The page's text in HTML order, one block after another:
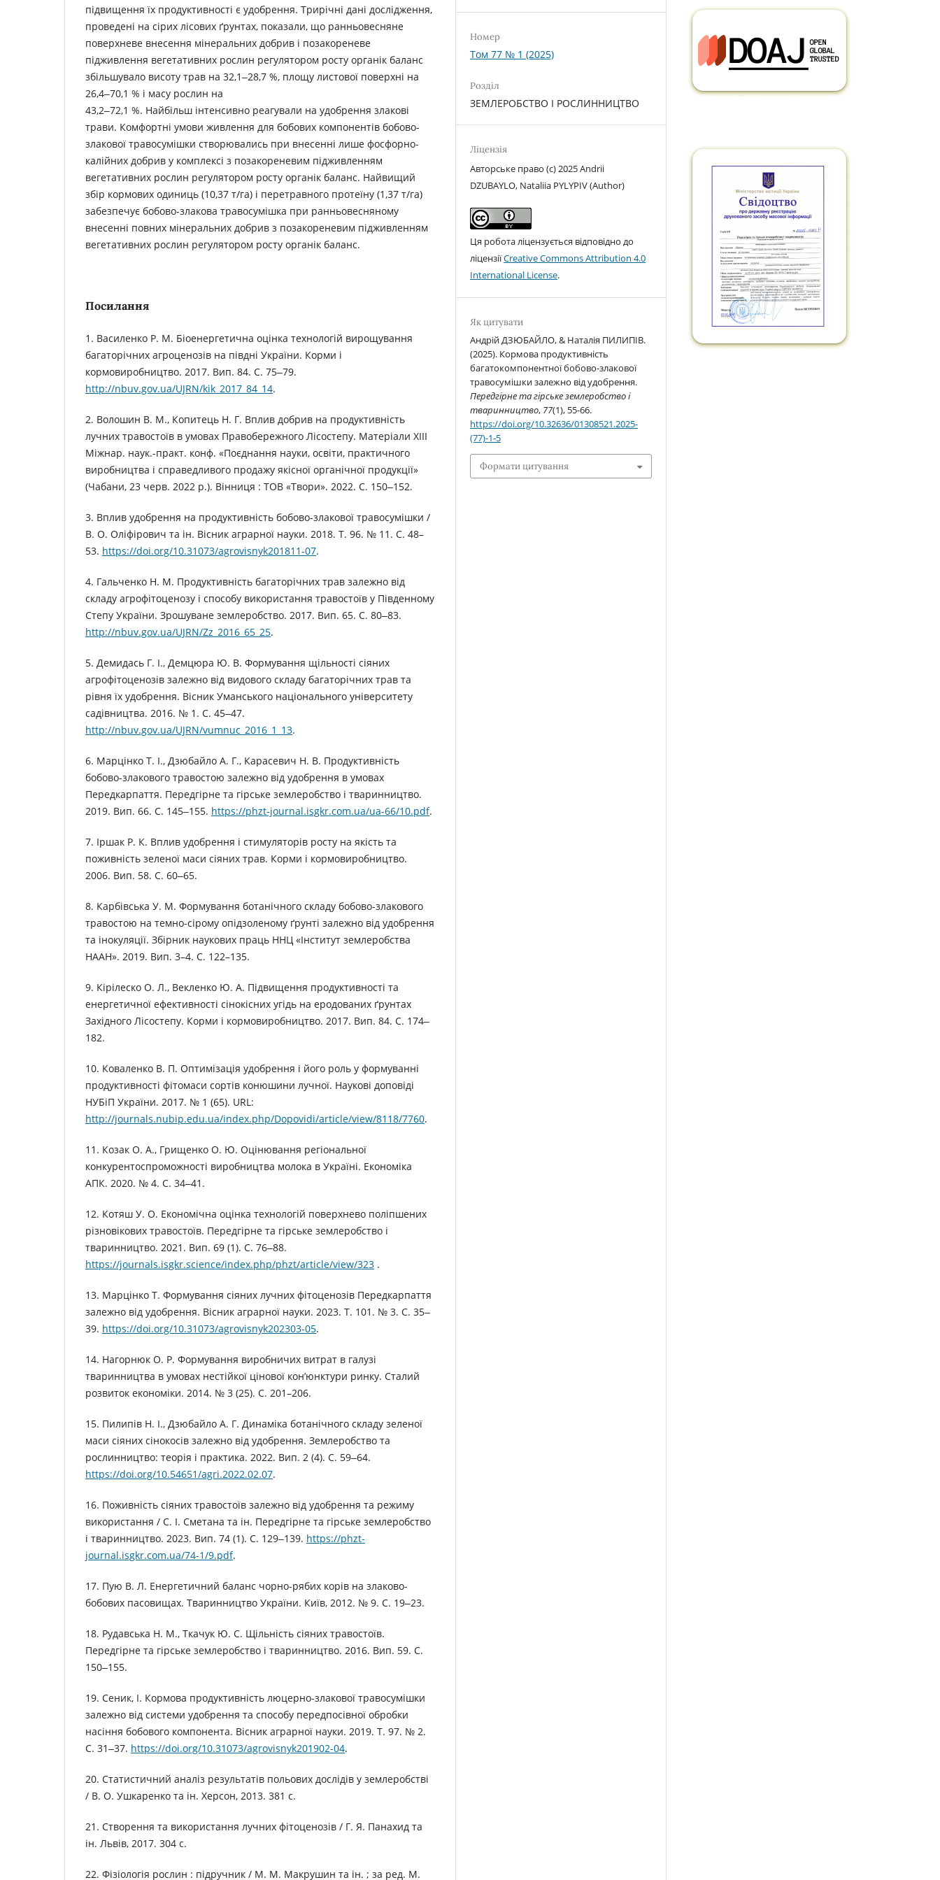
підвищення їх продуктивності є удобрення. Трирічні дані дослідження,
проведені на сірих лісових ґрунтах, показали, що ранньовесняне
поверхневе внесення мінеральних добрив і позакореневе
підживлення вегетативних рослин регулятором росту органік баланс
збільшувало висоту трав на 32,1‒28,7 %, площу листової поверхні на
26,4‒70,1 % і масу рослин на
43,2‒72,1 %. Найбільш інтенсивно реагували на удобрення злакові
трави. Комфортні умови живлення для бобових компонентів бобово-
злакової травосумішки створювались при внесенні лише фосфорно-
калійних добрив у комплексі з позакореневим підживленням
вегетативних рослин регулятором росту органік баланс. Найвищий
збір кормових одиниць (10,37 т/га) і перетравного протеїну (1,37 т/га)
забезпечує бобово-злакова травосумішка при ранньовесняному
внесенні повних мінеральних добрив з позакореневим підживленням
вегетативних рослин регулятором росту органік баланс.
Посилання
1. Василенко Р. М. Біоенергетична оцінка технологій вирощування
багаторічних агроценозів на півдні України. Корми і
кормовиробництво. 2017. Вип. 84. С. 75‒79.
http://nbuv.gov.ua/UJRN/kik_2017_84_14.
2. Волошин В. М., Копитець Н. Г. Вплив добрив на продуктивність
лучних травостоїв в умовах Правобережного Лісостепу. Матеріали ХІІІ
Міжнар. наук.-практ. конф. «Поєднання науки, освіти, практичного
виробництва і справедливого продажу якісної органічної продукції»
(Чабани, 23 черв. 2022 р.). Вінниця : ТОВ «Твори». 2022. С. 150‒152.
3. Вплив удобрення на продуктивність бобово-злакової травосумішки /
В. О. Оліфірович та ін. Вісник аграрної науки. 2018. Т. 96. № 11. С. 48–
53. https://doi.org/10.31073/agrovisnyk201811-07.
4. Гальченко Н. М. Продуктивність багаторічних трав залежно від
складу агрофітоценозу і способу використання травостоїв у Південному
Степу України. Зрошуване землеробство. 2017. Вип. 65. С. 80‒83.
http://nbuv.gov.ua/UJRN/Zz_2016_65_25.
5. Демидась Г. І., Демцюра Ю. В. Формування щільності сіяних
агрофітоценозів залежно від видового складу багаторічних трав та
рівня їх удобрення. Вісник Уманського національного університету
садівництва. 2016. № 1. С. 45‒47.
http://nbuv.gov.ua/UJRN/vumnuc_2016_1_13.
6. Марцінко Т. І., Дзюбайло А. Г., Карасевич Н. В. Продуктивність
бобово-злакового травостою залежно від удобрення в умовах
Передкарпаття. Передгірне та гірське землеробство і тваринництво.
2019. Вип. 66. С. 145‒155. https://phzt-journal.isgkr.com.ua/ua-66/10.pdf.
7. Іршак Р. К. Вплив удобрення і стимуляторів росту на якість та
поживність зеленої маси сіяних трав. Корми і кормовиробництво.
2006. Вип. 58. С. 60‒65.
8. Карбівська У. М. Формування ботанічного складу бобово-злакового
травостою на темно-сірому опідзоленому ґрунті залежно від удобрення
та інокуляції. Збірник наукових праць ННЦ «Інститут землеробства
НААН». 2019. Вип. 3–4. С. 122–135.
9. Кірілеско О. Л., Векленко Ю. А. Підвищення продуктивності та
енергетичної ефективності сінокісних угідь на еродованих ґрунтах
Західного Лісостепу. Корми і кормовиробництво. 2017. Вип. 84. С. 174‒
182.
10. Коваленко В. П. Оптимізація удобрення і його роль у формуванні
продуктивності фітомаси сортів конюшини лучної. Наукові доповіді
НУБіП України. 2017. № 1 (65). URL:
http://journals.nubip.edu.ua/index.php/Dopovidi/article/view/8118/7760.
11. Козак О. А., Грищенко О. Ю. Оцінювання регіональної
конкурентоспроможності виробництва молока в Україні. Економіка
АПК. 2020. № 4. С. 34‒41.
12. Котяш У. О. Економічна оцінка технологій поверхнево поліпшених
різновікових травостоїв. Передгірне та гірське землеробство і
тваринництво. 2021. Вип. 69 (1). С. 76‒88.
https://journals.isgkr.science/index.php/phzt/article/view/323 .
13. Марцінко Т. Формування сіяних лучних фітоценозів Передкарпаття
залежно від удобрення. Вісник аграрної науки. 2023. Т. 101. № 3. С. 35‒
39. https://doi.org/10.31073/agrovisnyk202303-05.
14. Нагорнюк О. Р. Формування виробничих витрат в галузі
тваринництва в умовах нестійкої цінової кон’юнктури ринку. Сталий
розвиток економіки. 2014. № 3 (25). С. 201–206.
15. Пилипів Н. І., Дзюбайло А. Г. Динаміка ботанічного складу зеленої
маси сіяних сінокосів залежно від удобрення. Землеробство та
рослинництво: теорія і практика. 2022. Вип. 2 (4). С. 59‒64.
https://doi.org/10.54651/agri.2022.02.07.
16. Поживність сіяних травостоїв залежно від удобрення та режиму
використання / С. І. Сметана та ін. Передгірне та гірське землеробство
і тваринництво. 2023. Вип. 74 (1). С. 129‒139. https://phzt-
journal.isgkr.com.ua/74-1/9.pdf.
17. Пую В. Л. Енергетичний баланс чорно-рябих корів на злаково-
бобових пасовищах. Тваринництво України. Київ, 2012. № 9. С. 19‒23.
18. Рудавська Н. М., Ткачук Ю. С. Щільність сіяних травостоїв.
Передгірне та гірське землеробство і тваринництво. 2016. Вип. 59. С.
150‒155.
19. Сеник, І. Кормова продуктивність люцерно-злакової травосумішки
залежно від системи удобрення та способу передпосівної обробки
насіння бобового компонента. Вісник аграрної науки. 2019. Т. 97. № 2.
C. 31‒37. https://doi.org/10.31073/agrovisnyk201902-04.
20. Статистичний аналіз результатів польових дослідів у землеробстві
/ В. О. Ушкаренко та ін. Херсон, 2013. 381 с.
21. Створення та використання лучних фітоценозів / Г. Я. Панахид та
ін. Львів, 2017. 304 с.
22. Фізіологія рослин : підручник / М. М. Макрушин та ін. ; за ред. М.
Номер
Том 77 № 1 (2025)
Розділ
ЗЕМЛЕРОБСТВО І РОСЛИННИЦТВО
Ліцензія
Авторське право (c) 2025 Andrii
DZUBAYLO, Nataliia PYLYPIV (Author)
Ця робота ліцензується відповідно до
ліцензіїCreative Commons Attribution 4.0
International License.
Як цитувати
Андрій ДЗЮБАЙЛО, & Наталія ПИЛИПІВ.
(2025). Кормова продуктивність
багатокомпонентної бобово-злакової
травосумішки залежно від удобрення.
Передгірне та гірське землеробство і
тваринництво, 77(1), 55-66.
https://doi.org/10.32636/01308521.2025-
(77)-1-5
Формати цитування